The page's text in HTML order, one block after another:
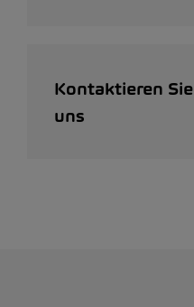
Kontaktieren Sie
uns